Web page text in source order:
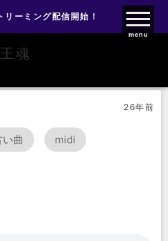
ァンクラブ
ーミング配信開始！
menu
26年前
い曲 midi